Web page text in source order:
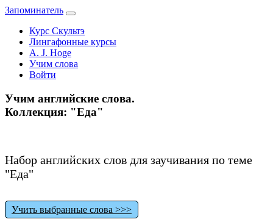
Запоминатель
Курс Скультэ
Лингафонные курсы
A. J. Hoge
Учим слова
Войти
Учим английские слова.
Коллекция: "Еда"
Набор английских слов для заучивания по теме
"Еда"
Учить выбранные слова >>>